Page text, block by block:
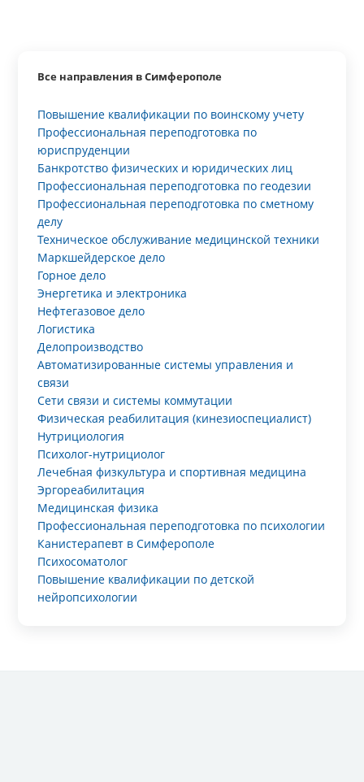
Все направления в Симферополе
Повышение квалификации по воинскому учету
Профессиональная переподготовка по
юриспруденции
Банкротство физических и юридических лиц
Профессиональная переподготовка по геодезии
Профессиональная переподготовка по сметному
делу
Техническое обслуживание медицинской техники
Маркшейдерское дело
Горное дело
Энергетика и электроника
Нефтегазовое дело
Логистика
Делопроизводство
Автоматизированные системы управления и
связи
Сети связи и системы коммутации
Физическая реабилитация (кинезиоспециалист)
Нутрициология
Психолог-нутрициолог
Лечебная физкультура и спортивная медицина
Эргореабилитация
Медицинская физика
Профессиональная переподготовка по психологии
Канистерапевт в Симферополе
Психосоматолог
Повышение квалификации по детской
нейропсихологии